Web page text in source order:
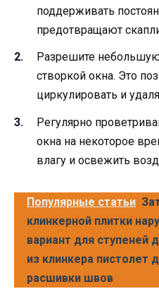
поддерживать
предотвращают
Разрешите
створкой окна. Это
циркулировать и
Регулярно
окна на некоторое
влагу и освежить
Популярные статьи
клинкерной плитки
вариант для ступеней
из клинкера пистолет
расшивки швов